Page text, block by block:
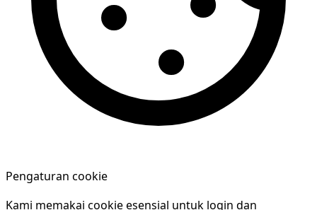
Pengaturan cookie
Kami memakai cookie esensial untuk login dan